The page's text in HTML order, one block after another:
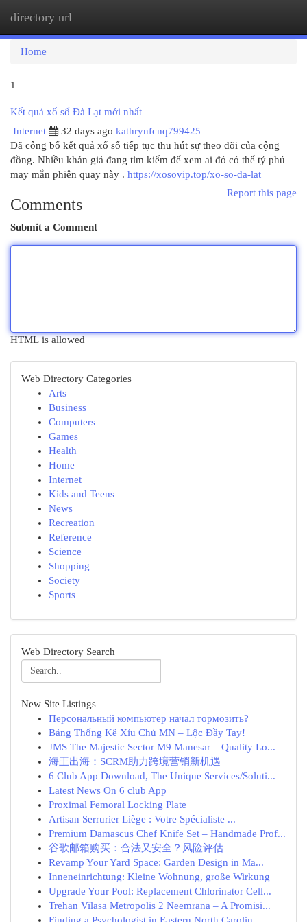
directory url
Home
1
Kết quả xổ số Đà Lạt mới nhất
Internet
32 days ago kathrynfcnq799425
Đã công bố kết quả xổ số tiếp tục thu hút sự theo dõi của cộng
đồng. Nhiều khán giả đang tìm kiếm để xem ai đó có thể tỷ phú
may mắn phiên quay này . https://xosovip.top/xo-so-da-lat
Report this page
Comments
Submit a Comment
HTML is allowed
Web Directory Categories
Arts
Business
Computers
Games
Health
Home
Internet
Kids and Teens
News
Recreation
Reference
Science
Shopping
Society
Sports
Web Directory Search
New Site Listings
Персональный компьютер начал тормозить?
Bảng Thống Kê Xỉu Chủ MN – Lộc Đầy Tay!
JMS The Majestic Sector M9 Manesar – Quality Lo...
海王出海：SCRM助力跨境营销新机遇
6 Club App Download, The Unique Services/Soluti...
Latest News On 6 club App
Proximal Femoral Locking Plate
Artisan Serrurier Liège : Votre Spécialiste ...
Premium Damascus Chef Knife Set – Handmade Prof...
谷歌邮箱购买：合法又安全？风险评估
Revamp Your Yard Space: Garden Design in Ma...
Inneneinrichtung: Kleine Wohnung, große Wirkung
Upgrade Your Pool: Replacement Chlorinator Cell...
Trehan Vilasa Metropolis 2 Neemrana – A Promisi...